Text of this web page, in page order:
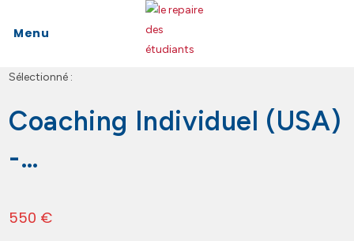
Menu
Sélectionné :
Coaching Individuel (USA)
-…
550 €